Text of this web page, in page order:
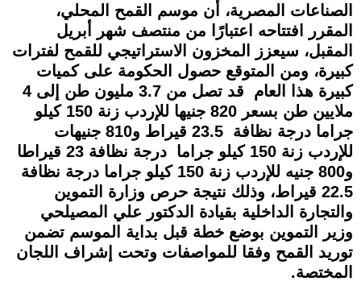
الصناعات المصرية، أن موسم القمح المحلي،
المقرر افتتاحه اعتبارًا من منتصف شهر أبريل
المقبل، سيعزز المخزون الاستراتيجي للقمح لفترات
كبيرة، ومن المتوقع حصول الحكومة على كميات
كبيرة هذا العام قد تصل من 3.7 مليون طن إلى 4
ملايين طن بسعر 820 جنيها للإردب زنة 150 كيلو
جراما درجة نظافة 23.5 قيراط و810 جنيهات
للإردب زنة 150 كيلو جراما درجة نظافة 23 قيراطا
و800 جنيه للإردب زنة 150 كيلو جراما درجة نظافة
22.5 قيراط، وذلك نتيجة حرص وزارة التموين
والتجارة الداخلية بقيادة الدكتور علي المصيلحي
وزير التموين بوضع خطة قبل بداية الموسم تضمن
توريد القمح وفقا للمواصفات وتحت إشراف اللجان
المختصة.